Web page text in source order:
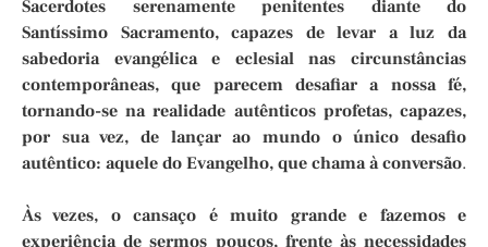
Sacerdotes serenamente penitentes diante do
Santíssimo Sacramento, capazes de levar a luz da
sabedoria evangélica e eclesial nas circunstâncias
contemporâneas, que parecem desafiar a nossa fé,
tornando-se na realidade autênticos profetas, capazes,
por sua vez, de lançar ao mundo o único desafio
autêntico: aquele do Evangelho, que chama à conversão.
Às vezes, o cansaço é muito grande e fazemos e
experiência de sermos poucos, frente às necessidades